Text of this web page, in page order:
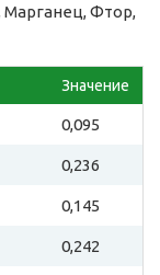
Фтор,
Значение
0,095
0,236
0,145
0,242